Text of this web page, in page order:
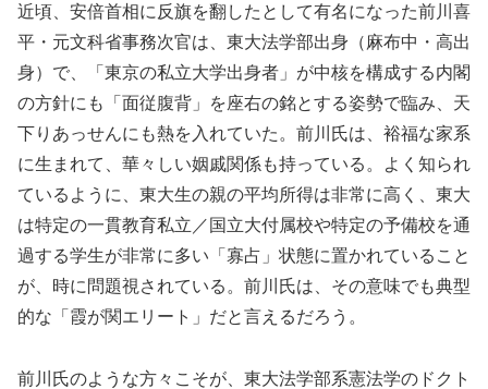
近頃、安倍首相に反旗を翻したとして有名になった前川喜
平・元文科省事務次官は、東大法学部出身（麻布中・高出
身）で、「東京の私立大学出身者」が中核を構成する内閣
の方針にも「面従腹背」を座右の銘とする姿勢で臨み、天
下りあっせんにも熱を入れていた。前川氏は、裕福な家系
に生まれて、華々しい姻戚関係も持っている。よく知られ
ているように、東大生の親の平均所得は非常に高く、東大
は特定の一貫教育私立／国立大付属校や特定の予備校を通
過する学生が非常に多い「寡占」状態に置かれていること
が、時に問題視されている。前川氏は、その意味でも典型
的な「霞が関エリート」だと言えるだろう。
前川氏のような方々こそが、東大法学部系憲法学のドクト